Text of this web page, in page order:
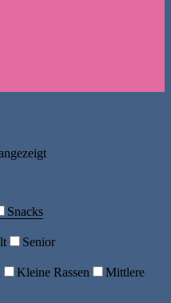
Nach
Snacks
Senior
Kleine Rassen
Mittlere